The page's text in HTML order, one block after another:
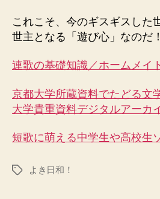
これこそ、今のギスギスした
世主となる「遊び心」なのだ！
連歌の基礎知識／ホームメイ
京都大学所蔵資料でたどる文
大学貴重資料デジタルアーカ
短歌に萌える中学生や高校生
タ
よき日和！